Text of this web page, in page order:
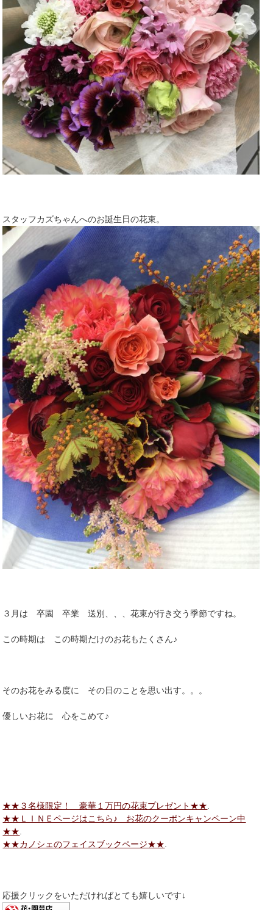
スタッフカズちゃんへのお誕生日の花束。
３月は 卒園 卒業 送別、、、花束が行き交う季節ですね。
この時期は この時期だけのお花もたくさん♪
そのお花をみる度に その日のことを思い出す。。。
優しいお花に 心をこめて♪
★★３名様限定！ 豪華１万円の花束プレゼント★★
★★ＬＩＮＥページはこちら♪ お花のクーポンキャンペーン中
★★
★★カノシェのフェイスブックページ★★
応援クリックをいただければとても嬉しいです↓